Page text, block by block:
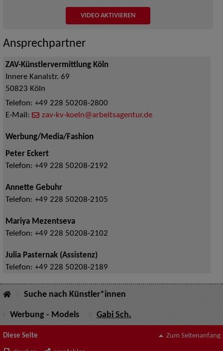
VIDEO AKTIVIEREN
Ansprechpartner
ZAV-Künstlervermittlung Köln
Innere Kanalstr. 69
50823 Köln
Telefon: +49 228 50208-2800
E-Mail:
zav-kv-koeln@arbeitsagentur.de
Werbung/Media/Fashion
Peter Eckert
Telefon: +49 228 50208-2192
Annette Gebuhr
Telefon: +49 228 50208-2105
Mariya Mezentseva
Telefon: +49 228 50208-2102
Julia Pasternak (Assistenz)
Telefon: +49 228 50208-2189
Suche nach Künstler*innen
Werbung - Models Gabi Sch.
Diese Seite Zum Seitenanfang